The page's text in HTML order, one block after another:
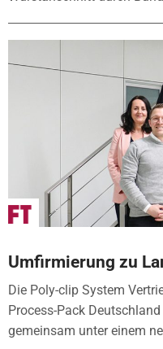
Umfirmierung zu
Die Poly-clip System
Process-Pack
gemeinsam unter einem